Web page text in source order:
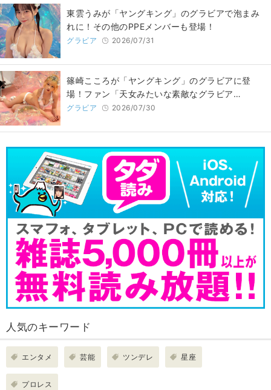
東雲うみが「ヤングキング」のグラビアで泡まみ
れに！その他のPPEメンバーも登場！
グラビア 2026/07/31
篠崎こころが「ヤングキング」のグラビアに登
場！ファン「天女みたいな素敵なグラビア…
グラビア 2026/07/30
人気のキーワード
エンタメ 芸能 ツンデレ 星座
プロレス